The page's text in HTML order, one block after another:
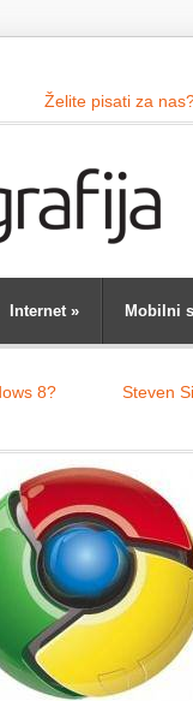
Želite pisati za
Internet» Mobilni
8? Steven